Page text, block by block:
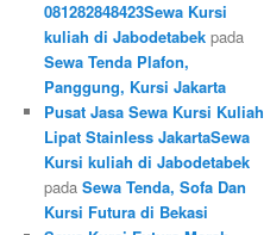
081282848423Sewa Kursi
kuliah di Jabodetabek pada
Sewa Tenda Plafon,
Panggung, Kursi Jakarta
Pusat Jasa Sewa Kursi Kuliah
Lipat Stainless JakartaSewa
Kursi kuliah di Jabodetabek
pada Sewa Tenda, Sofa Dan
Kursi Futura di Bekasi